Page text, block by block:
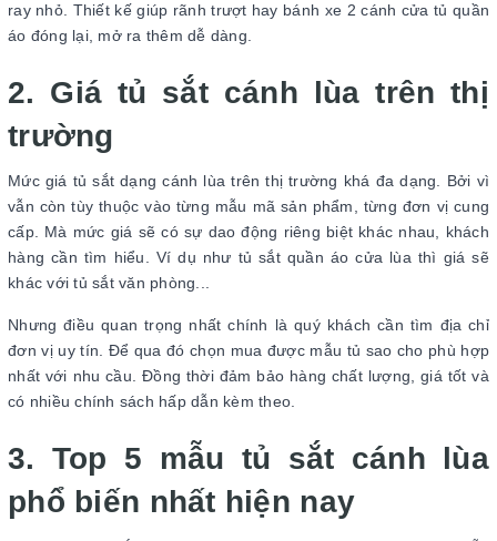
ray nhỏ. Thiết kế giúp rãnh trượt hay bánh xe 2 cánh cửa tủ quần
áo đóng lại, mở ra thêm dễ dàng.
2. Giá tủ sắt cánh lùa trên thị
trường
Mức giá tủ sắt dạng cánh lùa trên thị trường khá đa dạng. Bởi vì
vẫn còn tùy thuộc vào từng mẫu mã sản phẩm, từng đơn vị cung
cấp. Mà mức giá sẽ có sự dao động riêng biệt khác nhau, khách
hàng cần tìm hiểu. Ví dụ như tủ sắt quần áo cửa lùa thì giá sẽ
khác với tủ sắt văn phòng...
Nhưng điều quan trọng nhất chính là quý khách cần tìm địa chỉ
đơn vị uy tín. Để qua đó chọn mua được mẫu tủ sao cho phù hợp
nhất với nhu cầu. Đồng thời đảm bảo hàng chất lượng, giá tốt và
có nhiều chính sách hấp dẫn kèm theo.
3. Top 5 mẫu tủ sắt cánh lùa
phổ biến nhất hiện nay